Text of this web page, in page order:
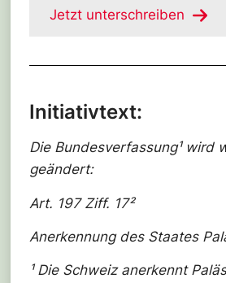
Jetzt unterschreiben
Initiativtext:
Die Bundesverfassung¹ wird
geändert:
Art. 197 Ziff. 17²
Anerkennung des Staates
¹ Die Schweiz anerkennt